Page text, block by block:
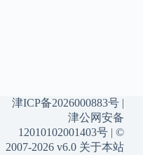
津ICP备2026000883号 |
津公网安备
12010102001403号 | ©
2007-2026 v6.0 关于本站